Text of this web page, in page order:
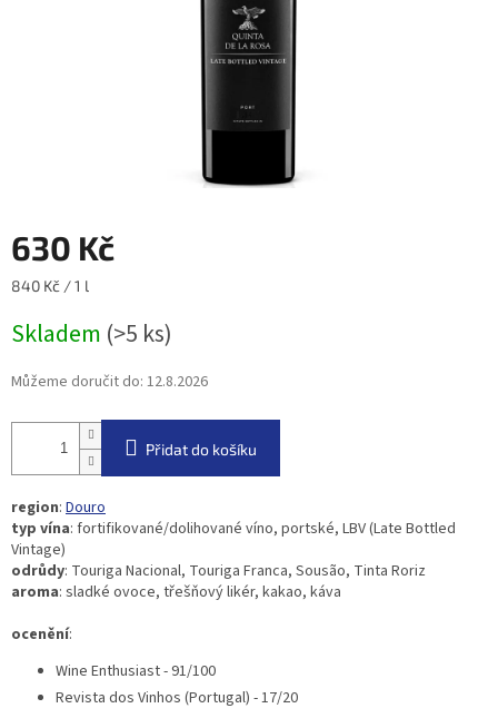
630 Kč
Měrná
840 Kč / 1 l
Skladem (>5 ks)
Můžeme doručit do: 12.8.2026
Přidat do košíku
region: Douro
typ vína: fortifikované/dolihované víno, portské, LBV (Late Bottled
Vintage)
odrůdy: Touriga Nacional, Touriga Franca, Sousão, Tinta Roriz
aroma: sladké ovoce, třešňový likér, kakao, káva
ocenění:
Wine Enthusiast - 91/100
Revista dos Vinhos (Portugal) - 17/20